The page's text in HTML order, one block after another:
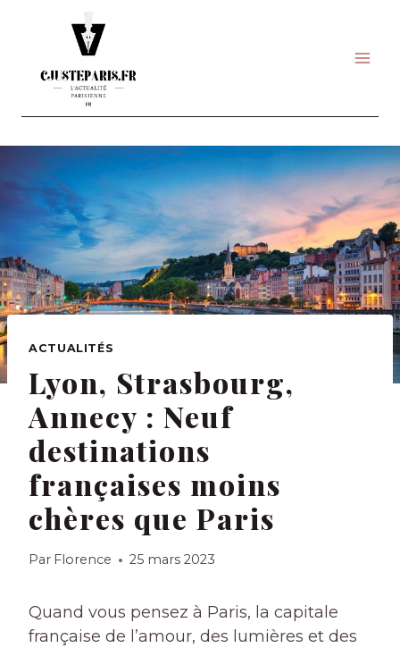
ACTUALITÉS
Lyon, Strasbourg,
Annecy : Neuf
destinations
françaises moins
chères que Paris
Par Florence 25 mars 2023
Quand vous pensez à Paris, la capitale
française de l’amour, des lumières et des